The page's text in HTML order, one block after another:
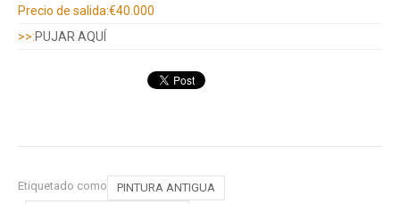
Precio de salida:€40.000
>>:PUJAR AQUÍ
Etiquetado como
PINTURA ANTIGUA